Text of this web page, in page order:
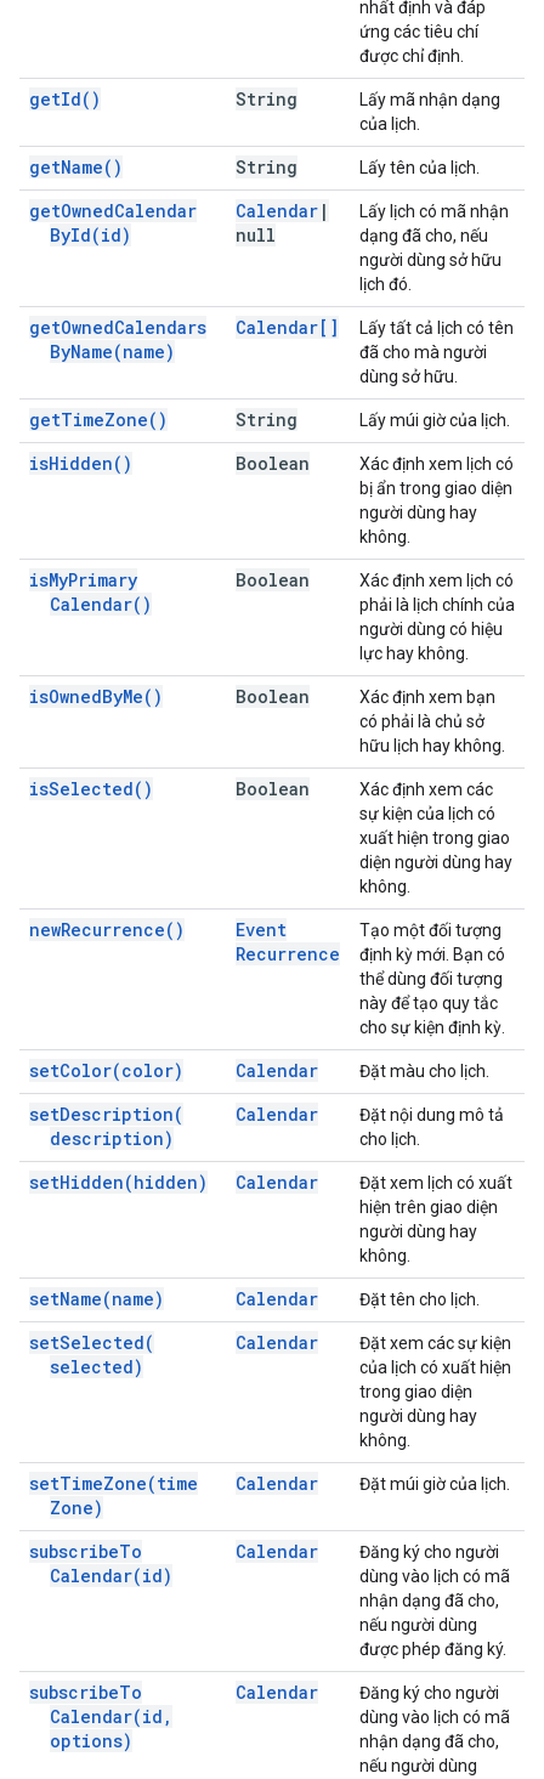
nhất định và đáp
ứng các tiêu chí
được chỉ định.
getId( ) String
Lấy mã nhận dạng
của lịch.
getName( ) String Lấy tên của lịch.
getOwnedCalendar
ById(id)
Calendar |
null
Lấy lịch có mã nhận
dạng đã cho, nếu
người dùng sở hữu
lịch đó.
getOwnedCalendars
ByName(name)
Calendar[]
Lấy tất cả lịch có tên
đã cho mà người
dùng sở hữu.
getTimeZone( ) String Lấy múi giờ của lịch.
isHidden( ) Boolean
Xác định xem lịch có
bị ẩn trong giao diện
người dùng hay
không.
isMyPrimary
Calendar( )
Boolean
Xác định xem lịch có
phải là lịch chính của
người dùng có hiệu
lực hay không.
isOwnedByMe( ) Boolean
Xác định xem bạn
có phải là chủ sở
hữu lịch hay không.
isSelected( ) Boolean
Xác định xem các
sự kiện của lịch có
xuất hiện trong giao
diện người dùng hay
không.
newRecurrence( )
Event
Recurrence
Tạo một đối tượng
định kỳ mới. Bạn có
thể dùng đối tượng
này để tạo quy tắc
cho sự kiện định kỳ.
setColor(color) Calendar Đặt màu cho lịch.
setDescription(
description)
Calendar
Đặt nội dung mô tả
cho lịch.
setHidden(hidden) Calendar
Đặt xem lịch có xuất
hiện trên giao diện
người dùng hay
không.
setName(name) Calendar Đặt tên cho lịch.
setSelected(
selected)
Calendar
Đặt xem các sự kiện
của lịch có xuất hiện
trong giao diện
người dùng hay
không.
setTimeZone(time
Zone)
Calendar Đặt múi giờ của lịch.
subscribeTo
Calendar(id)
Calendar
Đăng ký cho người
dùng vào lịch có mã
nhận dạng đã cho,
nếu người dùng
được phép đăng ký.
subscribeTo
Calendar(id ,
options)
Calendar
Đăng ký cho người
dùng vào lịch có mã
nhận dạng đã cho,
nếu người dùng